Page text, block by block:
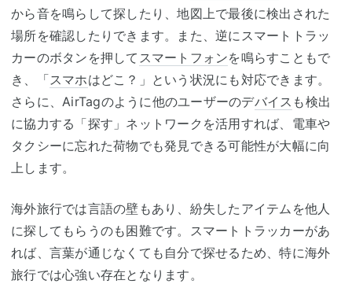
から音を鳴らして探したり、地図上で最後に検出された
場所を確認したりできます。また、逆にスマートトラッ
カーのボタンを押して スマートフォンを鳴らすこともで
き、「スマホはどこ？」という状況にも対応できます。
さらに、AirTagのように他のユーザーのデバイス も検出
に協力する「探す」ネットワークを活用すれば、電車や
タクシーに忘れた荷物でも発見できる可能性が大幅に向
上します。
海外旅行では言語の壁もあり、紛失したアイテムを他人
に探してもらうのも困難です。スマートトラッカーがあ
れば、言葉が通じなくても自分で探せるため、特に海外
旅行では心強い存在となります。